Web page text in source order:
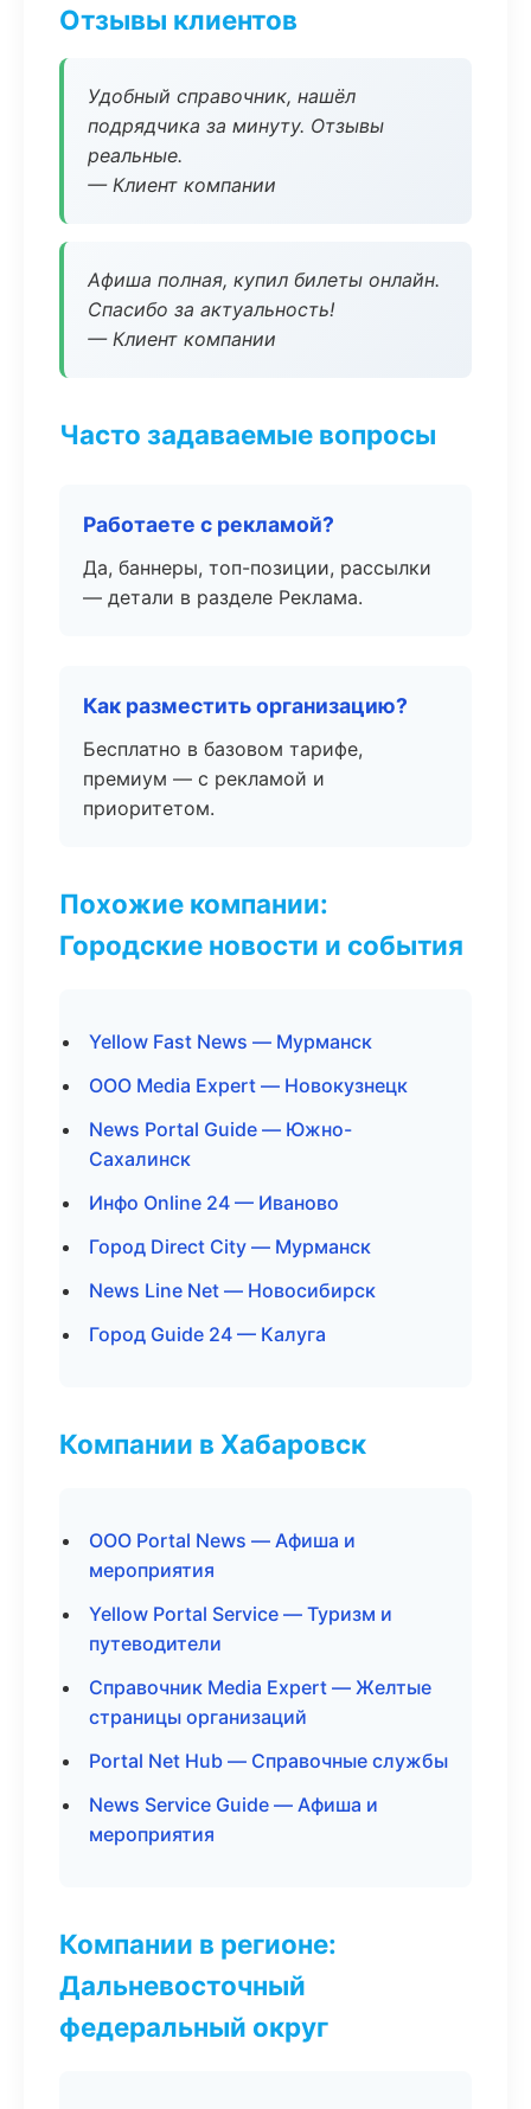
Отзывы клиентов
Удобный справочник, нашёл
подрядчика за минуту. Отзывы
реальные.
— Клиент компании
Афиша полная, купил билеты онлайн.
Спасибо за актуальность!
— Клиент компании
Часто задаваемые вопросы
Работаете с рекламой?
Да, баннеры, топ-позиции, рассылки
— детали в разделе Реклама.
Как разместить организацию?
Бесплатно в базовом тарифе,
премиум — с рекламой и
приоритетом.
Похожие компании:
Городские новости и события
Yellow Fast News — Мурманск
ООО Media Expert — Новокузнецк
News Portal Guide — Южно-
Сахалинск
Инфо Online 24 — Иваново
Город Direct City — Мурманск
News Line Net — Новосибирск
Город Guide 24 — Калуга
Компании в Хабаровск
ООО Portal News — Афиша и
мероприятия
Yellow Portal Service — Туризм и
путеводители
Справочник Media Expert — Желтые
страницы организаций
Portal Net Hub — Справочные службы
News Service Guide — Афиша и
мероприятия
Компании в регионе:
Дальневосточный
федеральный округ